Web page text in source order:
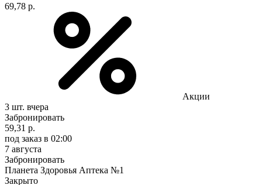
69,78 р.
Акции
3 шт. вчера
Забронировать
59,31 р.
под заказ в 02:00
7 августа
Забронировать
Планета Здоровья Аптека №1
Закрыто